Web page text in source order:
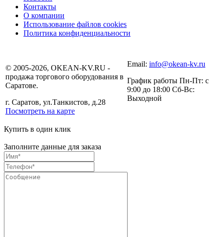
Контакты
О компании
Использование файлов cookies
Политика конфиденциальности
© 2005-2026, OKEAN-KV.RU -
продажа торгового оборудования в
Саратове.
г. Саратов, ул.Танкистов, д.28
Посмотреть на карте
Email: info@okean-kv.ru
График работы Пн-Пт: с
9:00 до 18:00 Сб-Вс:
Выходной
Купить в один клик
Заполните данные для заказа